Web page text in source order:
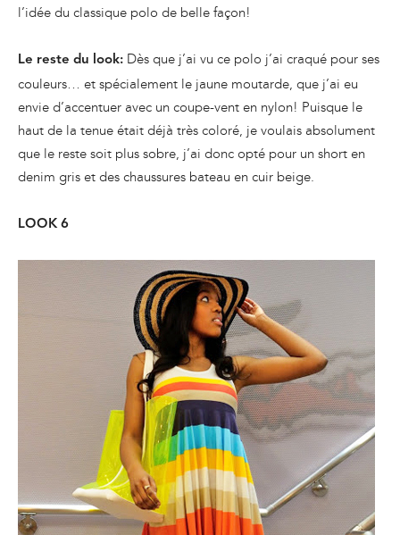
l’idée du classique polo de belle façon!
Le reste du look: Dès que j’ai vu ce polo j’ai craqué pour ses
couleurs… et spécialement le jaune moutarde, que j’ai eu
envie d’accentuer avec un coupe-vent en nylon! Puisque le
haut de la tenue était déjà très coloré, je voulais absolument
que le reste soit plus sobre, j’ai donc opté pour un short en
denim gris et des chaussures bateau en cuir beige.
LOOK 6